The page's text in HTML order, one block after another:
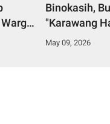
Binokasih,
"Karawang
Makmur dan
May 09, 2026